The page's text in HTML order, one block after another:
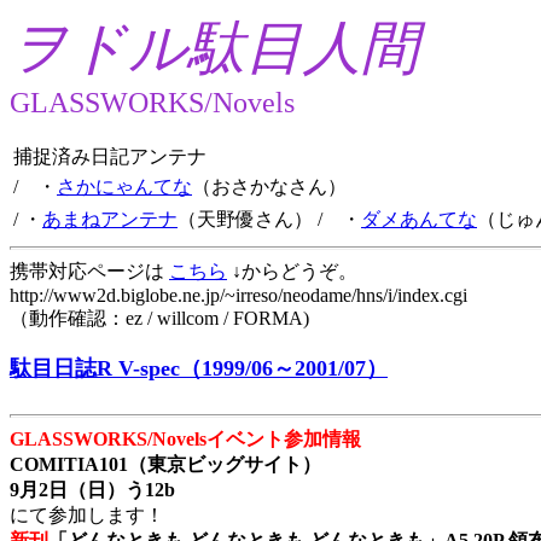
ヲドル駄目人間
GLASSWORKS/Novels
捕捉済み日記アンテナ
/ ・ さかにゃんてな （おさかなさん）
/ ・ あまねアンテナ （天野優さん） / ・ ダメあんてな （じ
携帯対応ページは こちら ↓からどうぞ。
http://www2d.biglobe.ne.jp/~irreso/neodame/hns/i/index.cgi
（動作確認：ez / willcom / FORMA)
駄目日誌R V-spec（1999/06～2001/07）
GLASSWORKS/Novelsイベント参加情報
COMITIA101（東京ビッグサイト）
9月2日（日）う12b
にて参加します！